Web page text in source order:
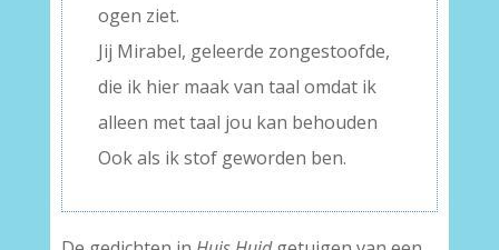
ogen ziet.
Jij Mirabel, geleerde zongestoofde,
die ik hier maak van taal omdat ik
alleen met taal jou kan behouden
Ook als ik stof geworden ben.